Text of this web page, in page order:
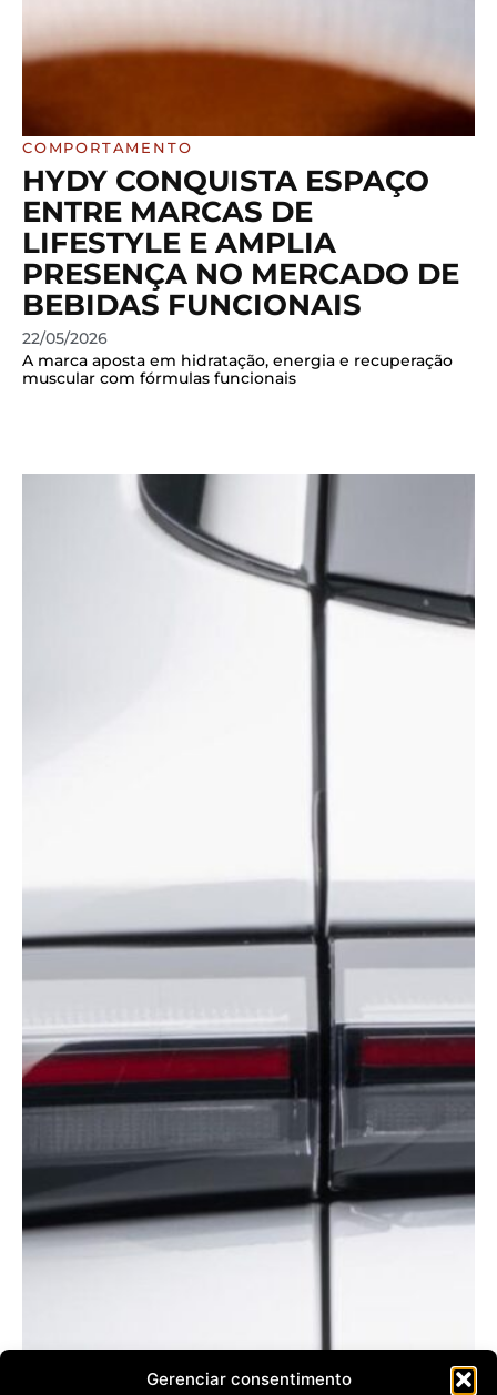
Gerenciar consentimento
COMPORTAMENTO
HYDY CONQUISTA ESPAÇO
ENTRE MARCAS DE
LIFESTYLE E AMPLIA
PRESENÇA NO MERCADO DE
BEBIDAS FUNCIONAIS
22/05/2026
A marca aposta em hidratação, energia e recuperação
muscular com fórmulas funcionais